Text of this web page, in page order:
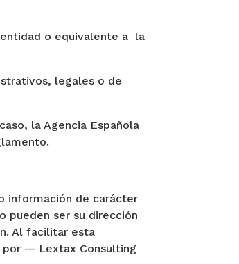
o equivalente a la
legales o de
la Agencia Española
información de carácter
pueden ser su dirección
Al facilitar esta
por — Lextax Consulting